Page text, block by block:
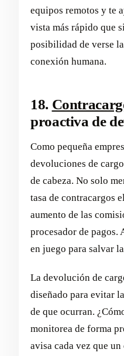
equipos remotos y te
vista más rápido que
posibilidad de verse
conexión humana.
18.
proactiva de
Como pequeña
devoluciones de
de cabeza. No solo
tasa de contracargos
aumento de las
procesador de pagos.
en juego para salvar
La devolución de
diseñado para evitar
de que ocurran.
monitorea de forma
avisa cada vez que